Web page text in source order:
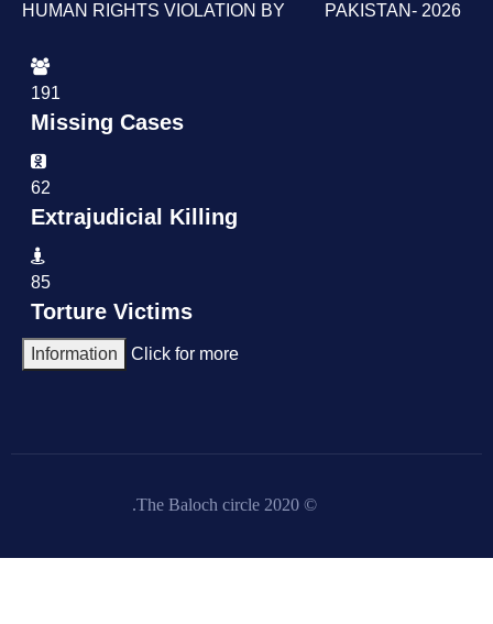
HUMAN RIGHTS VIOLATION BY PAKISTAN- 2026
191
Missing Cases
62
Extrajudicial Killing
85
Torture Victims
Click for more
Information
© 2020 The Baloch circle.